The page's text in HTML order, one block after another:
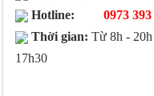
Hotline:
0973
Thời gian: Từ 8h -
17h30